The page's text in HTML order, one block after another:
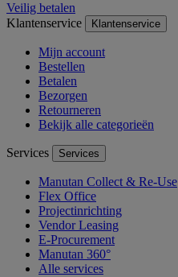
Veilig betalen
Klantenservice
Klantenservice
Mijn account
Bestellen
Betalen
Bezorgen
Retourneren
Bekijk alle categorieën
Services Services
Manutan Collect & Re-Use
Flex Office
Projectinrichting
Vendor Leasing
E-Procurement
Manutan 360°
Alle services